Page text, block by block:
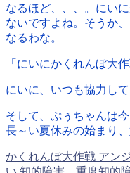
なるほど、、、。にい
ないですよね。そうか
なるわな。
「にいにかくれんぼ大
にいに、いつも協力し
そして、ぷぅちゃんは
長～い夏休みの始まり、
かくれんぼ大作戦 アン